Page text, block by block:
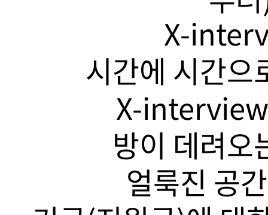
X-
시간에 시간으
X-
방이 데려오
얼룩진 공